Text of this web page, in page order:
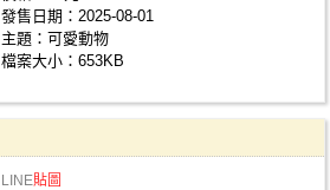
發售日期：2025-08-01
主題：可愛動物
檔案大小：653KB
LINE貼圖